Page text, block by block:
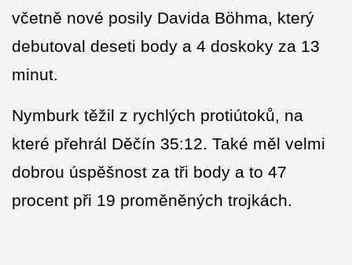
včetně nové posily Davida Böhma, který
debutoval deseti body a 4 doskoky za 13
minut.
Nymburk těžil z rychlých protiútoků, na
které přehrál Děčín 35:12. Také měl velmi
dobrou úspěšnost za tři body a to 47
procent při 19 proměněných trojkách.